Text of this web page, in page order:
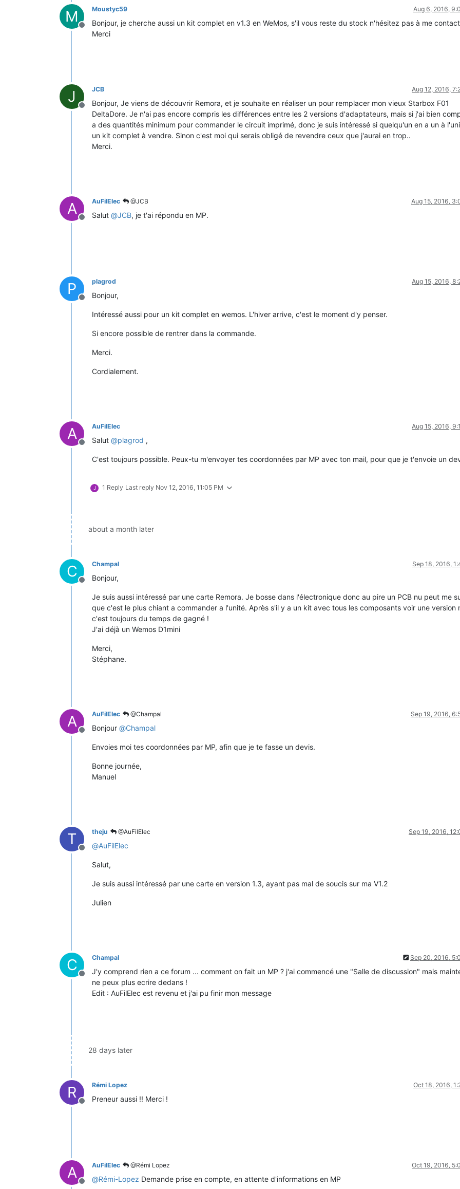
M
Offline
Moustyc59 Aug 6, 2016,
Bonjour, je cherche aussi un kit complet en v1.3 en WeMos, s'il vous reste du stock n'hésitez pas à me
Merci
J
Offline
JCB Aug 12, 2016,
Bonjour, Je viens de découvrir Remora, et je souhaite en réaliser un pour remplacer mon vieux Starbox F01
DeltaDore. Je n'ai pas encore compris les différences entre les 2 versions d'adaptateurs, mais si j'ai bien
a des quantités minimum pour commander le circuit imprimé, donc je suis intéressé si quelqu'un en a un à
un kit complet à vendre. Sinon c'est moi qui serais obligé de revendre ceux que j'aurai en trop..
Merci.
A
Offline
AuFilElec @JCB Aug 15, 2016,
Salut @JCB, je t'ai répondu en MP.
P
Offline
plagrod Aug 15, 2016,
Bonjour,
Intéressé aussi pour un kit complet en wemos. L'hiver arrive, c'est le moment d'y penser.
Si encore possible de rentrer dans la commande.
Merci.
Cordialement.
A
Offline
AuFilElec Aug 15, 2016,
Salut @plagrod ,
C'est toujours possible. Peux-tu m'envoyer tes coordonnées par MP avec ton mail, pour que je t'envoie un
J 1 Reply Last reply Nov 12, 2016, 11:05 PM
about a month later
C
Offline
Champal Sep 18, 2016,
Bonjour,
Je suis aussi intéressé par une carte Remora. Je bosse dans l'électronique donc au pire un PCB nu peut me
que c'est le plus chiant a commander a l'unité. Après s'il y a un kit avec tous les composants voir une version
c'est toujours du temps de gagné !
J'ai déjà un Wemos D1mini
Merci,
Stéphane.
A
Offline
AuFilElec @Champal Sep 19, 2016,
Bonjour @Champal
Envoies moi tes coordonnées par MP, afin que je te fasse un devis.
Bonne journée,
Manuel
T
Offline
theju @AuFilElec Sep 19, 2016,
@AuFilElec
Salut,
Je suis aussi intéressé par une carte en version 1.3, ayant pas mal de soucis sur ma V1.2
Julien
C
Offline
Champal Sep 20, 2016,
J'y comprend rien a ce forum ... comment on fait un MP ? j'ai commencé une "Salle de discussion" mais
ne peux plus ecrire dedans !
Edit : AuFilElec est revenu et j'ai pu finir mon message
28 days later
R
Offline
Rémi Lopez Oct 18, 2016,
Preneur aussi !! Merci !
A
Offline
AuFilElec @Rémi Lopez Oct 19, 2016,
@Rémi-Lopez Demande prise en compte, en attente d'informations en MP